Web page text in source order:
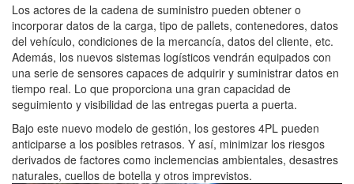
Los actores de la cadena de suministro pueden obtener o
incorporar datos de la carga, tipo de pallets, contenedores, datos
del vehículo, condiciones de la mercancía, datos del cliente, etc.
Además, los nuevos sistemas logísticos vendrán equipados con
una serie de sensores capaces de adquirir y suministrar datos en
tiempo real. Lo que proporciona una gran capacidad de
seguimiento y visibilidad de las entregas puerta a puerta.
Bajo este nuevo modelo de gestión, los gestores 4PL pueden
anticiparse a los posibles retrasos. Y así, minimizar los riesgos
derivados de factores como inclemencias ambientales, desastres
naturales, cuellos de botella y otros imprevistos.